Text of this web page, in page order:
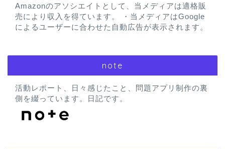
Amazonのアソシエイトとして、当メディアは適格販
売により収入を得ています。 ・当メディアはGoogle
によるユーザーに合わせた自動広告が表示されます。
note
活動レポート、日々感じたこと、問題アプリ制作の裏
側を綴っています。日記です。